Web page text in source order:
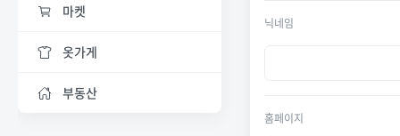
마켓
옷가게
부동산
닉네임
홈페이지